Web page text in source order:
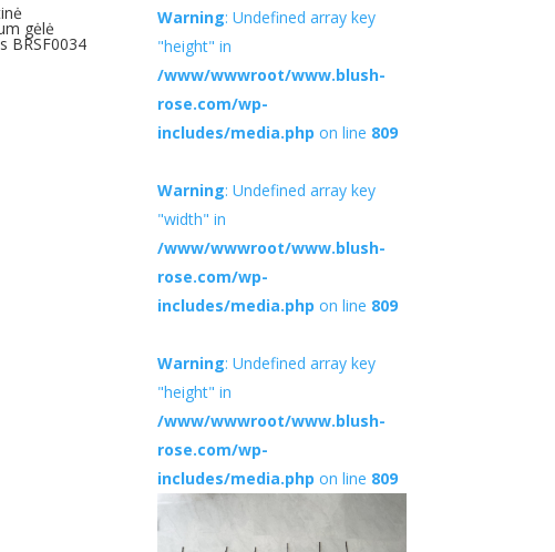
gėlė
BRSF0034
Warning: Undefined array key
"height" in
/www/wwwroot/www.blush-
rose.com/wp-
includes/media.php on line 809
Warning: Undefined array key
"width" in
/www/wwwroot/www.blush-
rose.com/wp-
includes/media.php on line 809
Warning: Undefined array key
"height" in
/www/wwwroot/www.blush-
rose.com/wp-
includes/media.php on line 809